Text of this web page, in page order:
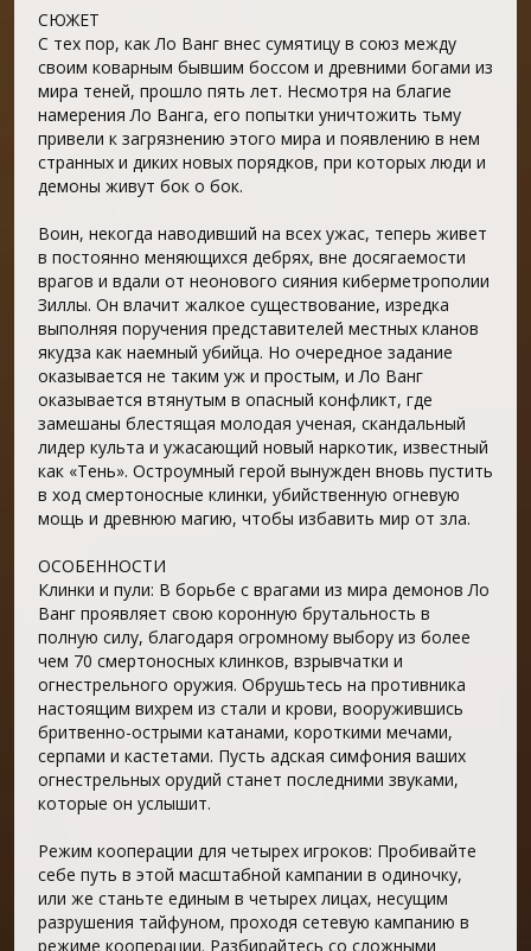
СЮЖЕТ
С тех пор, как Ло Ванг внес сумятицу в союз между
своим коварным бывшим боссом и древними богами из
мира теней, прошло пять лет. Несмотря на благие
намерения Ло Ванга, его попытки уничтожить тьму
привели к загрязнению этого мира и появлению в нем
странных и диких новых порядков, при которых люди и
демоны живут бок о бок.
Воин, некогда наводивший на всех ужас, теперь живет
в постоянно меняющихся дебрях, вне досягаемости
врагов и вдали от неонового сияния киберметрополии
Зиллы. Он влачит жалкое существование, изредка
выполняя поручения представителей местных кланов
якудза как наемный убийца. Но очередное задание
оказывается не таким уж и простым, и Ло Ванг
оказывается втянутым в опасный конфликт, где
замешаны блестящая молодая ученая, скандальный
лидер культа и ужасающий новый наркотик, известный
как «Тень». Остроумный герой вынужден вновь пустить
в ход смертоносные клинки, убийственную огневую
мощь и древнюю магию, чтобы избавить мир от зла.
ОСОБЕННОСТИ
Клинки и пули: В борьбе с врагами из мира демонов Ло
Ванг проявляет свою коронную брутальность в
полную силу, благодаря огромному выбору из более
чем 70 смертоносных клинков, взрывчатки и
огнестрельного оружия. Обрушьтесь на противника
настоящим вихрем из стали и крови, вооружившись
бритвенно-острыми катанами, короткими мечами,
серпами и кастетами. Пусть адская симфония ваших
огнестрельных орудий станет последними звуками,
которые он услышит.
Режим кооперации для четырех игроков: Пробивайте
себе путь в этой масштабной кампании в одиночку,
или же станьте единым в четырех лицах, несущим
разрушения тайфуном, проходя сетевую кампанию в
режиме кооперации. Разбирайтесь со сложными